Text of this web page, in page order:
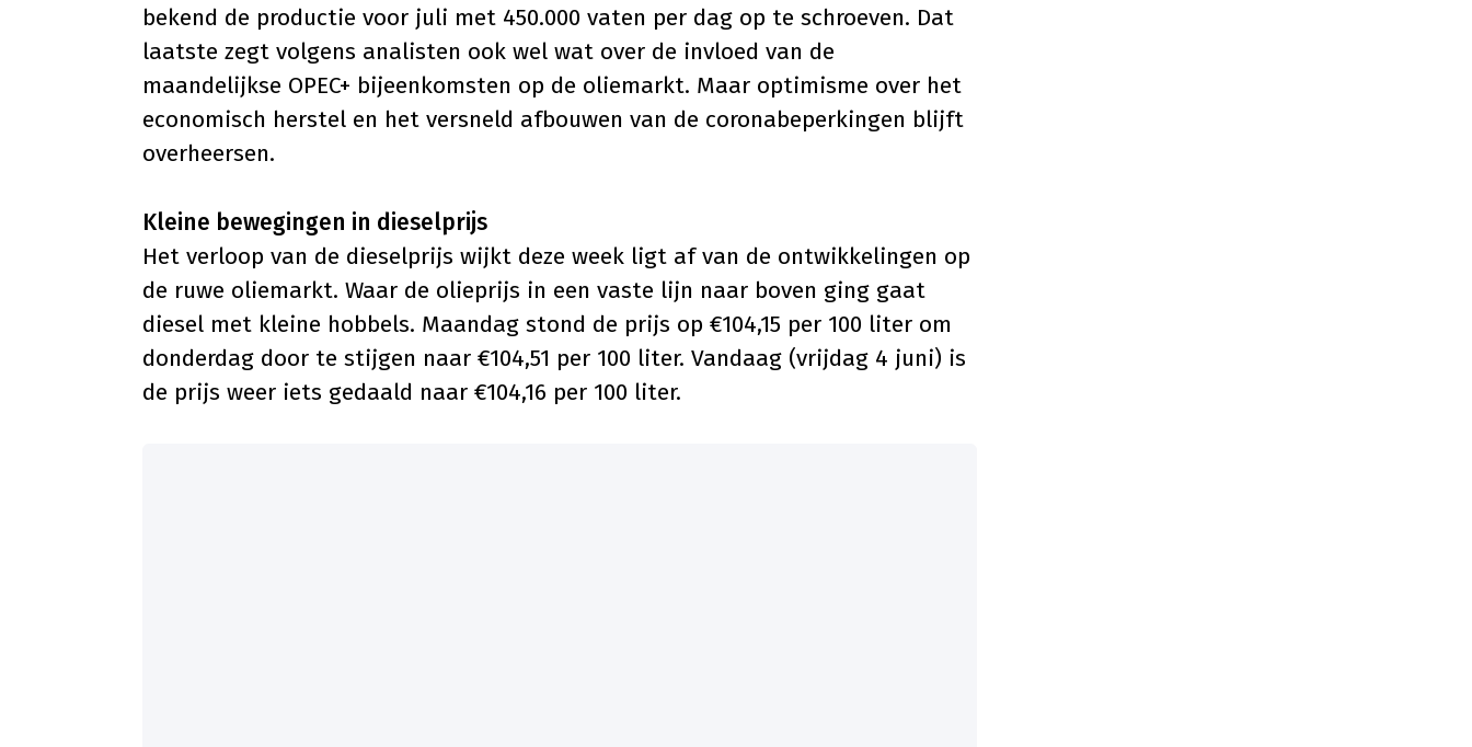
bekend de productie voor juli met 450.000 vaten per dag op te schroeven. Dat
laatste zegt volgens analisten ook wel wat over de invloed van de
maandelijkse OPEC+ bijeenkomsten op de oliemarkt. Maar optimisme over het
economisch herstel en het versneld afbouwen van de coronabeperkingen blijft
overheersen.
Kleine bewegingen in dieselprijs
Het verloop van de dieselprijs wijkt deze week ligt af van de ontwikkelingen op
de ruwe oliemarkt. Waar de olieprijs in een vaste lijn naar boven ging gaat
diesel met kleine hobbels. Maandag stond de prijs op €104,15 per 100 liter om
donderdag door te stijgen naar €104,51 per 100 liter. Vandaag (vrijdag 4 juni) is
de prijs weer iets gedaald naar €104,16 per 100 liter.